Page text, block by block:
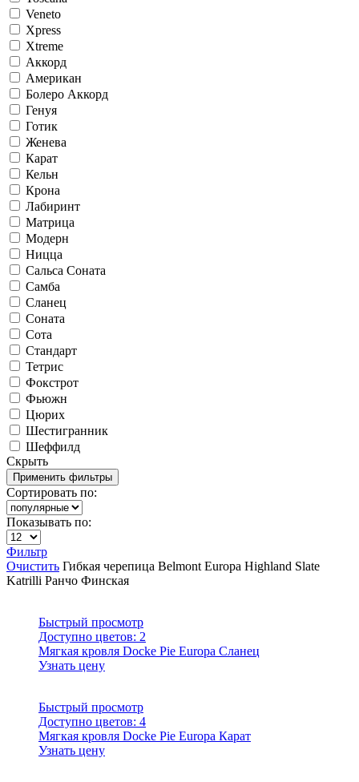
Veneto
Xpress
Xtreme
Аккорд
Американ
Болеро Аккорд
Генуя
Готик
Женева
Карат
Кельн
Крона
Лабиринт
Матрица
Модерн
Ницца
Сальса Соната
Самба
Сланец
Соната
Сота
Стандарт
Тетрис
Фокстрот
Фьюжн
Цюрих
Шестигранник
Шеффилд
Скрыть
Сортировать по:
Показывать по:
Фильтр
Очистить Гибкая черепица Belmont Europa Highland Slate
Katrilli Ранчо Финская
Быстрый просмотр
Доступно цветов: 2
Мягкая кровля Docke Pie Europa Сланец
Узнать цену
Быстрый просмотр
Доступно цветов: 4
Мягкая кровля Docke Pie Europa Карат
Узнать цену